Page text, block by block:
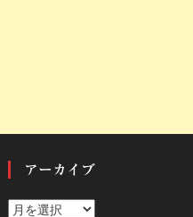
アーカイブ
ア